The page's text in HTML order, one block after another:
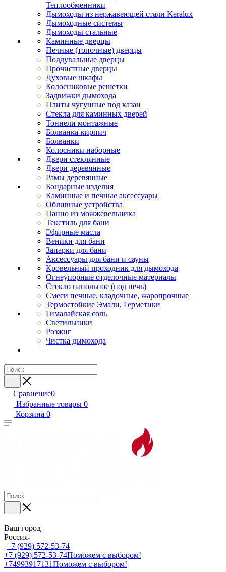
Теплообменники
Дымоходы из нержавеющей стали Keralux
Дымоходные системы
Дымоходы стальные
Каминные дверцы
Печные (топочные) дверцы
Поддувальные дверцы
Прочистные дверцы
Духовые шкафы
Колосниковые решетки
Задвижки дымохода
Плиты чугунные под казан
Стекла для каминных дверей
Тоннели монтажные
Болванка-кирпич
Болванки
Колосники наборные
Двери стеклянные
Двери деревянные
Рамы деревянные
Бондарные изделия
Каминные и печные аксессуары
Обливные устройства
Панно из можжевельника
Текстиль для бани
Эфирные масла
Веники для бани
Запарки для бани
Аксессуары для бани и сауны
Кровельный проходник для дымохода
Огнеупорные отделочные материалы
Стекло напольное (под печь)
Смеси печные, кладочные, жаропрочные
Термостойкие Эмали, Герметики
Гималайская соль
Светильники
Розжиг
Чистка дымохода
Сравнение0
Избранные товары 0
Корзина 0
Ваш город
Россия
+7 (929) 572-53-74
+7 (929) 572-53-74Поможем с выбором!
+74993917131Поможем с выбором!